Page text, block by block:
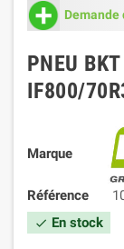
PNEU
IF800/
Marque
Référence
check En stock